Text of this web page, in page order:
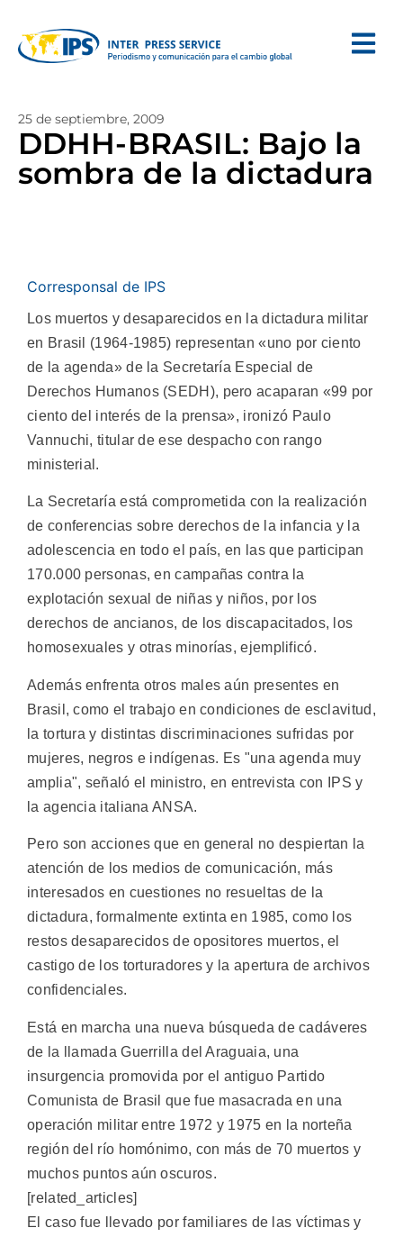
25 de septiembre, 2009
DDHH-BRASIL: Bajo la
sombra de la dictadura
Corresponsal de IPS
Los muertos y desaparecidos en la dictadura militar
en Brasil (1964-1985) representan «uno por ciento
de la agenda» de la Secretaría Especial de
Derechos Humanos (SEDH), pero acaparan «99 por
ciento del interés de la prensa», ironizó Paulo
Vannuchi, titular de ese despacho con rango
ministerial.
La Secretaría está comprometida con la realización
de conferencias sobre derechos de la infancia y la
adolescencia en todo el país, en las que participan
170.000 personas, en campañas contra la
explotación sexual de niñas y niños, por los
derechos de ancianos, de los discapacitados, los
homosexuales y otras minorías, ejemplificó.
Además enfrenta otros males aún presentes en
Brasil, como el trabajo en condiciones de esclavitud,
la tortura y distintas discriminaciones sufridas por
mujeres, negros e indígenas. Es "una agenda muy
amplia", señaló el ministro, en entrevista con IPS y
la agencia italiana ANSA.
Pero son acciones que en general no despiertan la
atención de los medios de comunicación, más
interesados en cuestiones no resueltas de la
dictadura, formalmente extinta en 1985, como los
restos desaparecidos de opositores muertos, el
castigo de los torturadores y la apertura de archivos
confidenciales.
Está en marcha una nueva búsqueda de cadáveres
de la llamada Guerrilla del Araguaia, una
insurgencia promovida por el antiguo Partido
Comunista de Brasil que fue masacrada en una
operación militar entre 1972 y 1975 en la norteña
región del río homónimo, con más de 70 muertos y
muchos puntos aún oscuros.
[related_articles]
El caso fue llevado por familiares de las víctimas y